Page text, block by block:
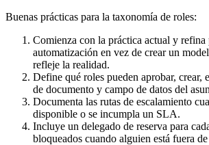
Buenas prácticas para la taxonomía de roles:
Comienza con la práctica actual y refina
automatización en vez de crear un
refleje la realidad.
Define qué roles pueden aprobar, crear,
de documento y campo de datos del
Documenta las rutas de escalamiento
disponible o se incumpla un SLA.
Incluye un delegado de reserva para
bloqueados cuando alguien está fuera